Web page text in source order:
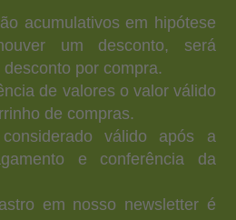
acumulativos em hipótese
um desconto, será
por compra.
de valores o valor válido
de compras.
válido após a
e conferência da
em nosso newsletter é